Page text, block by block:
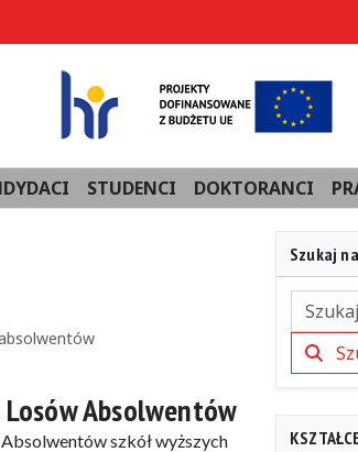
STUDENCI DOKTORANCI
Absolwentów
szkół wyższych
Szukaj
Szukaj